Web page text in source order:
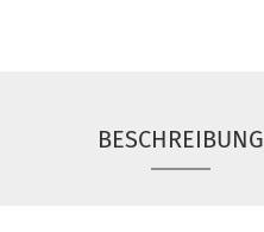
BESCHREIBUNG